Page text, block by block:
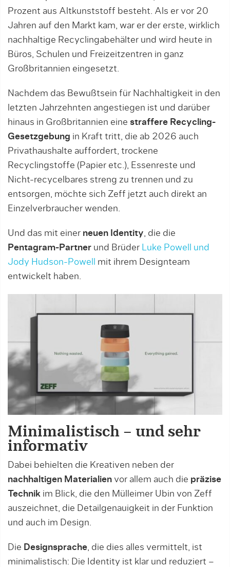
Prozent aus Altkunststoff besteht. Als er vor 20
Jahren auf den Markt kam, war er der erste, wirklich
nachhaltige Recyclingabehälter und wird heute in
Büros, Schulen und Freizeitzentren in ganz
Großbritannien eingesetzt.
Nachdem das Bewußtsein für Nachhaltigkeit in den
letzten Jahrzehnten angestiegen ist und darüber
hinaus in Großbritannien eine straffere Recycling-
Gesetzgebung in Kraft tritt, die ab 2026 auch
Privathaushalte auffordert, trockene
Recyclingstoffe (Papier etc.), Essenreste und
Nicht-recycelbares streng zu trennen und zu
entsorgen, möchte sich Zeff jetzt auch direkt an
Einzelverbraucher wenden.
Und das mit einer neuen Identity, die die
Pentagram-Partner und Brüder Luke Powell und
Jody Hudson-Powell mit ihrem Designteam
entwickelt haben.
Minimalistisch – und sehr
informativ
Dabei behielten die Kreativen neben der
nachhaltigen Materialien vor allem auch die präzise
Technik im Blick, die den Mülleimer Ubin von Zeff
auszeichnet, die Detailgenauigkeit in der Funktion
und auch im Design.
Die Designsprache, die dies alles vermittelt, ist
minimalistisch: Die Identity ist klar und reduziert –